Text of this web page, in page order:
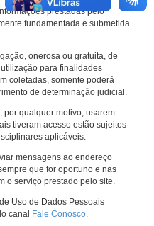
prestadas pelo
fundamentada e submetida
onerosa ou gratuita, de
para finalidades
coletadas, somente poderá
de determinação judicial.
por qualquer motivo, usarem
tiveram acesso estão sujeitos
aplicáveis.
mensagens ao endereço
que for oportuno e nas
o serviço prestado pelo site.
Uso de Dados Pessoais
canal Fale Conosco.